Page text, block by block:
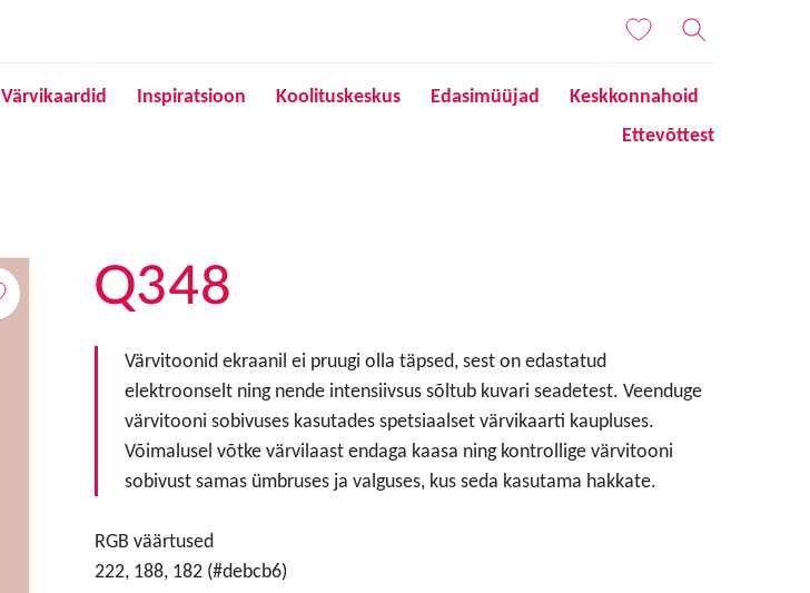
Värvikaardid Inspiratsioon Koolituskeskus Edasimüüjad
Keskkonnahoid
Ettevõttest
Q348
Värvitoonid ekraanil ei pruugi olla täpsed, sest on edastatud
elektroonselt ning nende intensiivsus sõltub kuvari seadetest. Veenduge
värvitooni sobivuses kasutades spetsiaalset värvikaarti kaupluses.
Võimalusel võtke värvilaast endaga kaasa ning kontrollige värvitooni
sobivust samas ümbruses ja valguses, kus seda kasutama hakkate.
RGB väärtused
222, 188, 182 (#debcb6)